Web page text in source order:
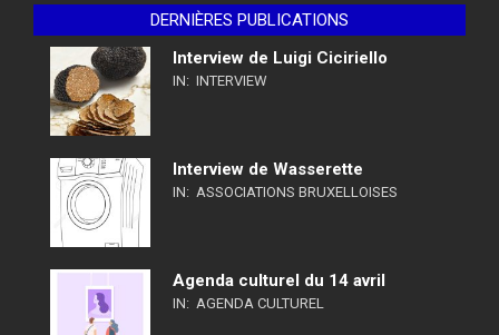
DERNIÈRES PUBLICATIONS
Interview de Luigi Ciciriello
IN: INTERVIEW
Interview de Wasserette
IN: ASSOCIATIONS BRUXELLOISES
Agenda culturel du 14 avril
IN: AGENDA CULTUREL